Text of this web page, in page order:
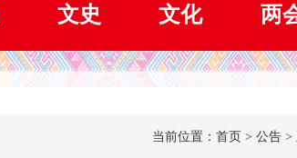
文史 文化 两
当前位置：首页 > 公告 >